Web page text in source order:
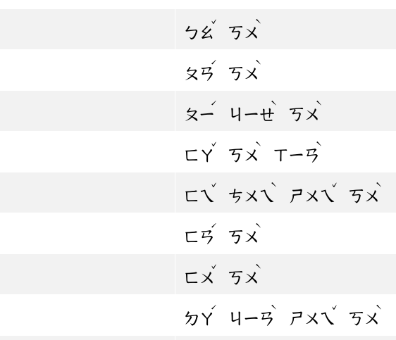
ㄅㄠ
ˇ
ㄎㄨ
ˋ
ㄆㄢ
ˊ
ㄎㄨ
ˋ
ㄆㄧ
ˊ
ㄐㄧㄝ
ˋ
ㄎㄨ
ˋ
ㄈㄚ
ˇ
ㄎㄨ
ˋ
ㄒㄧㄢ
ˋ
ㄈㄟ
ˇ
ㄘㄨㄟ
ˋ
ㄕㄨㄟ
ˇ
ㄎㄨ
ˋ
ㄈㄢ
ˊ
ㄎㄨ
ˋ
ㄈㄨ
ˇ
ㄎㄨ
ˋ
ㄉㄚ
ˊ
ㄐㄧㄢ
ˋ
ㄕㄨㄟ
ˇ
ㄎㄨ
ˋ